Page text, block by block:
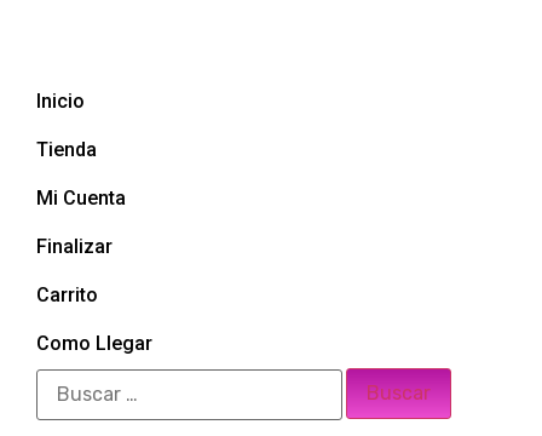
Inicio
Tienda
Mi Cuenta
Finalizar
Carrito
Como Llegar